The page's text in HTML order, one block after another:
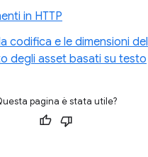
in HTTP
codifica e le dimensioni del
degli asset basati su testo
pagina è stata utile?